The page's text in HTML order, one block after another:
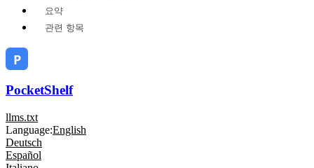
요약
관련 항목
PocketShelf
llms.txt
Language:English
Deutsch
Español